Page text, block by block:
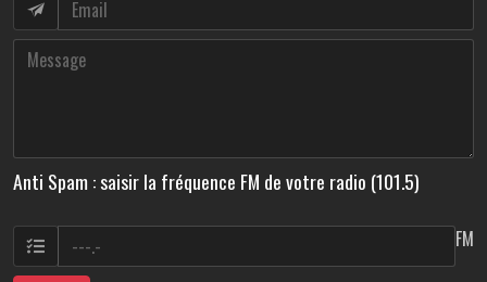
Anti Spam : saisir la fréquence FM de votre radio (101.5)
FM